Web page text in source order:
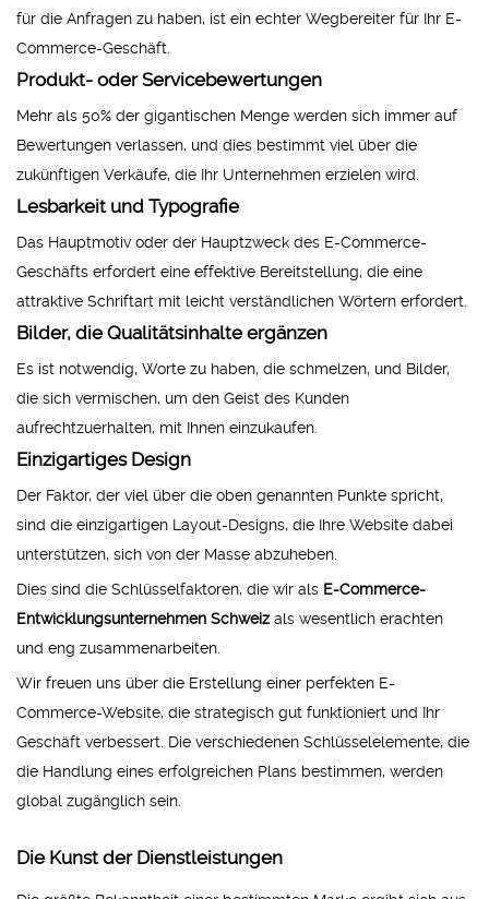
für die Anfragen zu haben, ist ein echter Wegbereiter für Ihr E-
Commerce-Geschäft.
Produkt- oder Servicebewertungen
Mehr als 50% der gigantischen Menge werden sich immer auf
Bewertungen verlassen, und dies bestimmt viel über die
zukünftigen Verkäufe, die Ihr Unternehmen erzielen wird.
Lesbarkeit und Typografie
Das Hauptmotiv oder der Hauptzweck des E-Commerce-
Geschäfts erfordert eine effektive Bereitstellung, die eine
attraktive Schriftart mit leicht verständlichen Wörtern erfordert.
Bilder, die Qualitätsinhalte ergänzen
Es ist notwendig, Worte zu haben, die schmelzen, und Bilder,
die sich vermischen, um den Geist des Kunden
aufrechtzuerhalten, mit Ihnen einzukaufen.
Einzigartiges Design
Der Faktor, der viel über die oben genannten Punkte spricht,
sind die einzigartigen Layout-Designs, die Ihre Website dabei
unterstützen, sich von der Masse abzuheben.
Dies sind die Schlüsselfaktoren, die wir als E-Commerce-
Entwicklungsunternehmen Schweiz als wesentlich erachten
und eng zusammenarbeiten.
Wir freuen uns über die Erstellung einer perfekten E-
Commerce-Website, die strategisch gut funktioniert und Ihr
Geschäft verbessert. Die verschiedenen Schlüsselelemente, die
die Handlung eines erfolgreichen Plans bestimmen, werden
global zugänglich sein.
Die Kunst der Dienstleistungen